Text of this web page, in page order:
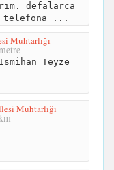
defalarca
telefona ...
Muhtarlığı
Teyze
Muhtarlığı